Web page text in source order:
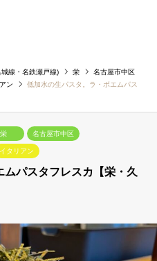
線・名鉄瀬戸線) 栄
名古屋市中区
ン
低加水の生パスタ。ラ・ボエムパス
栄 名古屋市中区
イタリアン
パスタフレスカ【栄・久